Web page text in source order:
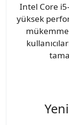
Intel Core
yüksek